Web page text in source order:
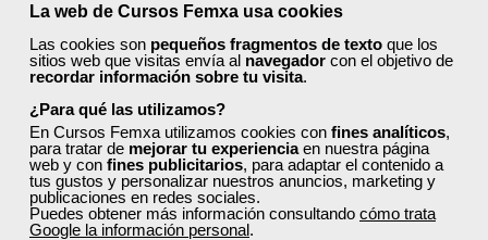
La web de Cursos Femxa usa cookies
Las cookies son pequeños fragmentos de texto que los
sitios web que visitas envía al navegador con el objetivo de
recordar información sobre tu visita.
¿Para qué las utilizamos?
En Cursos Femxa utilizamos cookies con fines analíticos,
para tratar de mejorar tu experienciaen nuestra página
web y con fines publicitarios, para adaptar el contenido a
tus gustos y personalizar nuestros anuncios, marketing y
publicaciones en redes sociales.
Puedes obtener más información consultando cómo trata
Google la información personal.